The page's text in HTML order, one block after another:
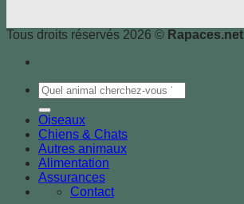
Tous droits réservés 2026 © Rapaces.net
Oiseaux
Chiens & Chats
Autres animaux
Alimentation
Assurances
Contact